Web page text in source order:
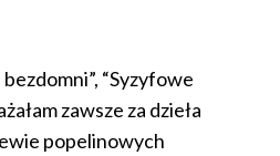
“Syzyfowe
zawsze za dzieła
popelinowych